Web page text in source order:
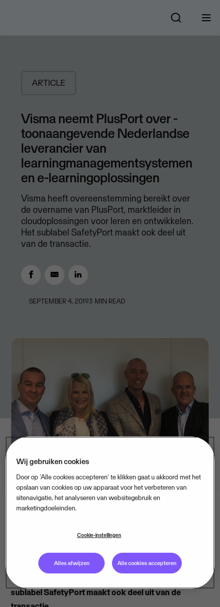
ARTICLE
Visma neemt PlusPort over -
toonaangevende Nederlandse
leverancier van
learningmanagementsystemen
en e-learningoplossingen
Visma heeft overeenstemming bereikt over
de overname van PlusPort, marktleider in
cloudoplossingen voor leren en ontwikkelen.
Het sublabel SafetyPort maakt ook deel uit
van de transactie.
SEPTEMBER 4, 20193 MIN READ
Oslo/Den Haag - 4 september 2019
Visma heeft overeenstemming bereikt over de
overname van PlusPort, marktleider in
cloudoplossingen voor leren en ontwikkelen. Het
sublabel SafetyPort maakt ook deel uit van de
Wij gebruiken cookies
Door op ‘Alle cookies accepteren’ te klikken gaat u akkoord met het
opslaan van cookies op uw apparaat voor het verbeteren van
sitenavigatie, het analyseren van websitegebruik en
marketingdoeleinden.
Cookie-instellingen
Alles afwijzen Alle cookies accepteren